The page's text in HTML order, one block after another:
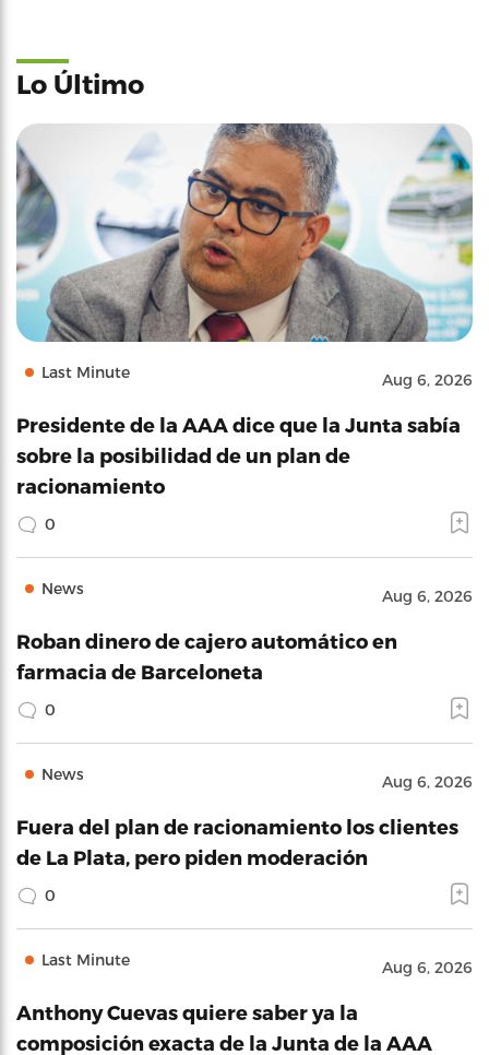
Lo Último
Last Minute Aug 6, 2026
Presidente de la AAA dice que la Junta sabía
sobre la posibilidad de un plan de
racionamiento
0
News Aug 6, 2026
Roban dinero de cajero automático en
farmacia de Barceloneta
0
News Aug 6, 2026
Fuera del plan de racionamiento los clientes
de La Plata, pero piden moderación
0
Last Minute Aug 6, 2026
Anthony Cuevas quiere saber ya la
composición exacta de la Junta de la AAA